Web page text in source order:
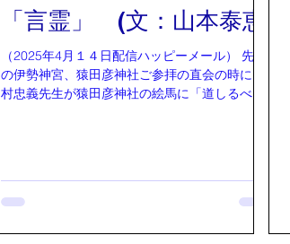
のドラスティックな引き上げを発表した。 あ
まりにも過激であったので、アメリカはもう世
界には力にならない。 トランプを軽視するよ
うに、これでもか、これでもかとマスコミが流
した。トランプ
「言霊」 (文：山本泰恵)
（2025年4月１４日配信ハッピーメール） 先日
の伊勢神宮、猿田彦神社ご参拝の直会の時に 木
村忠義先生が猿田彦神社の絵馬に「道しるべの
ました。 木村忠義先生の言霊は、希望の光を与